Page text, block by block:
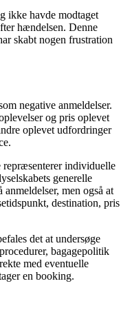
ikke havde modtaget
hændelsen. Denne
skabt nogen frustration
negative anmeldelser.
og pris oplevet
oplevet udfordringer
repræsenterer individuelle
generelle
men også at
destination, pris
det at undersøge
bagagepolitik
med eventuelle
en booking.